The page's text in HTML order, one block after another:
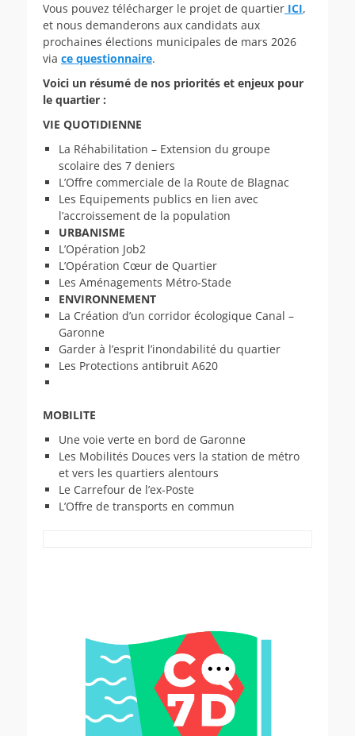
Vous pouvez télécharger le projet de quartier ICI,
et nous demanderons aux candidats aux
prochaines élections municipales de mars 2026
via ce questionnaire.
Voici un résumé de nos priorités et enjeux pour
le quartier :
VIE QUOTIDIENNE
La Réhabilitation – Extension du groupe
scolaire des 7 deniers
L’Offre commerciale de la Route de Blagnac
Les Equipements publics en lien avec
l’accroissement de la population
URBANISME
L’Opération Job2
L’Opération Cœur de Quartier
Les Aménagements Métro-Stade
ENVIRONNEMENT
La Création d’un corridor écologique Canal –
Garonne
Garder à l’esprit l’inondabilité du quartier
Les Protections antibruit A620
MOBILITE
Une voie verte en bord de Garonne
Les Mobilités Douces vers la station de métro
et vers les quartiers alentours
Le Carrefour de l’ex-Poste
L’Offre de transports en commun